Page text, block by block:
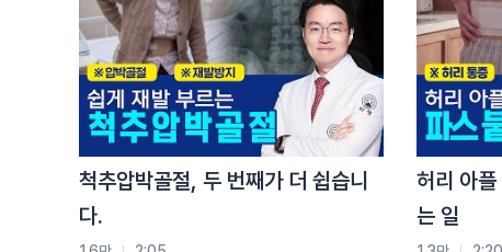
안면 마비는 단순 말초성으로 발생할 수 있지만, 뇌
인한 중추성으로도 나타날 수 있기 때문에 정확한 감별
그에 따라 치료 방법이나 예우가 달라지므로 병원에
한의원이나 한방병원에 내원하시면 침 치료, 한약 치
효과를 기대할 수 있습니다.
양방에서는 발생 초기에 약물치료를 통해 염증을 줄
저희 자생한방병원은 양한방 협진 병원으로 MRI,
한방 치료를 안면 마비를 치료합니다. 동시에 양방
척추압박골절, 두 번째가 더 쉽습니
다.
허리 아플
는 일